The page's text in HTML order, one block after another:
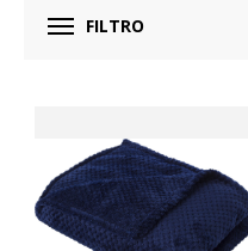
FILTRO